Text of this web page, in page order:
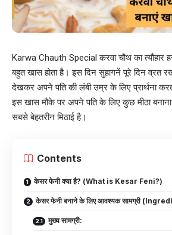
Karwa Chauth Special करवा चौथ का त्यौहार
बहुत खास होता है। इस दिन सुहागनें पूरे दिन व्रत
देखकर अपने पति की लंबी उम्र के लिए प्रार्थना
इस खास मौके पर अपने पति के लिए कुछ मीठा बनाना
सबसे बेहतरीन मिठाई है।
Contents
केसर फेनी क्या है? (What is Kesar Feni?)
केसर फेनी बनाने के लिए आवश्यक सामग्री
मुख्य सामग्री: